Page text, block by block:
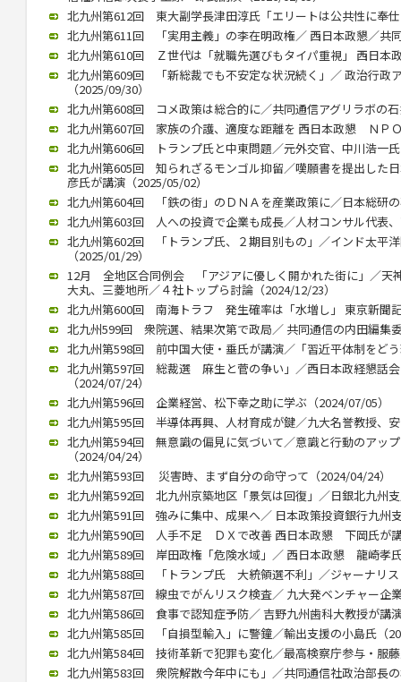
北九州第612回 東大副学長津田淳氏「エリートは公共性に奉
北九州第611回 「実用主義」の李在明政権／ 西日本政懇／共
北九州第610回 Ｚ世代は「就職先選びもタイパ重視」 西日
北九州第609回 「新総裁でも不安定な状況続く」／ 政治行政
（2025/09/30）
北九州第608回 コメ政策は総合的に／共同通信アグリラボの
北九州第607回 家族の介護、適度な距離を 西日本政懇 ＮＰ
北九州第606回 トランプ氏と中東問題／元外交官、中川浩一
北九州第605回 知られざるモンゴル抑留／嘆願書を提出した
彦氏が講演（2025/05/02）
北九州第604回 「鉄の街」のＤＮＡを産業政策に／日本総研
北九州第603回 人への投資で企業も成長／人材コンサル代表
北九州第602回 「トランプ氏、２期目別もの」／インド太平
（2025/01/29）
12月 全地区合同例会 「アジアに優しく開かれた街に」／天
大丸、三菱地所／４社トップら討論（2024/12/23）
北九州第600回 南海トラフ 発生確率は「水増し」 東京新聞
北九州599回 衆院選、結果次第で政局／ 共同通信の内田編集
北九州第598回 前中国大使・垂氏が講演／「習近平体制をど
北九州第597回 総裁選 麻生と菅の争い」／西日本政経懇話
（2024/07/24）
北九州第596回 企業経営、松下幸之助に学ぶ（2024/07/05）
北九州第595回 半導体再興、人材育成が鍵／九大名誉教授、
北九州第594回 無意識の偏見に気づいて／意識と行動のアッ
（2024/04/24）
北九州第593回 災害時、まず自分の命守って（2024/04/24）
北九州第592回 北九州京築地区「景気は回復」／日銀北九州
北九州第591回 強みに集中、成果へ／ 日本政策投資銀行九州
北九州第590回 人手不足 ＤＸで改善 西日本政懇 下岡氏が
北九州第589回 岸田政権「危険水域」／ 西日本政懇 龍崎孝
北九州第588回 「トランプ氏 大統領選不利」／ジャーナリ
北九州第587回 線虫でがんリスク検査／ 九大発ベンチャー企
北九州第586回 食事で認知症予防／ 吉野九州歯科大教授が講
北九州第585回 「自損型輸入」に警鐘／輸出支援の小島氏（
北九州第584回 技術革新で犯罪も変化／最高検察庁参与・服
北九州第583回 衆院解散今年中にも」／共同通信社政治部長